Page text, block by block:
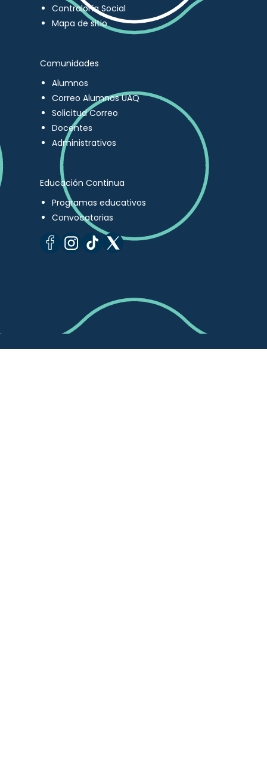
Contraloría Social
Mapa de sitio
Comunidades
Alumnos
Correo Alumnos UAQ
Solicitud Correo
Docentes
Administrativos
Educación Continua
Programas educativos
Convocatorias